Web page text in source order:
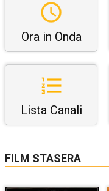
Ora in Onda
Lista Canali
FILM STASERA